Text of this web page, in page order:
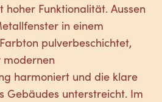
hoher Funktionalität. Aussen
in einem
pulverbeschichtet,
harmoniert und die klare
Gebäudes unterstreicht. Im